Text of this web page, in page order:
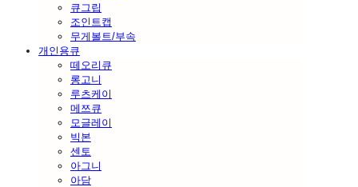
큐그립
조인트캡
무게볼트/부속
개인용큐
떼오리큐
롱고니
루츠케이
메쯔큐
모글레이
빅본
센토
아그니
아담